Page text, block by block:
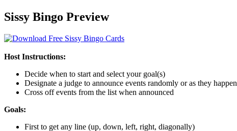
Sissy Bingo Preview
Host Instructions:
Decide when to start and select your goal(s)
Designate a judge to announce events randomly or as they happen
Cross off events from the list when announced
Goals:
First to get any line (up, down, left, right, diagonally)